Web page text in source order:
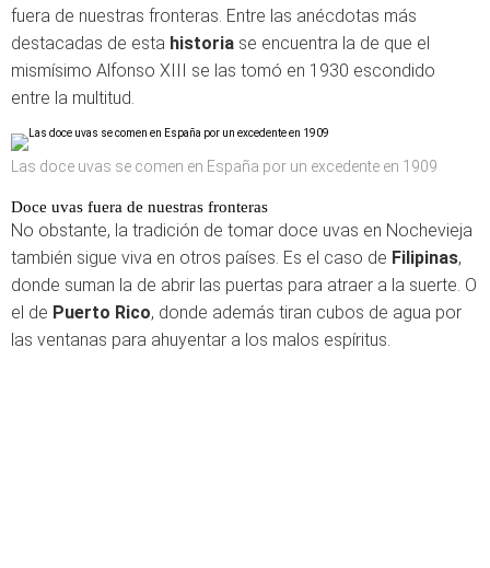
fuera de nuestras fronteras. Entre las anécdotas más
destacadas de esta historia se encuentra la de que el
mismísimo Alfonso XIII se las tomó en 1930 escondido
entre la multitud.
Las doce uvas se comen en España por un excedente en 1909
Doce uvas fuera de nuestras fronteras
No obstante, la tradición de tomar doce uvas en Nochevieja
también sigue viva en otros países. Es el caso de Filipinas,
donde suman la de abrir las puertas para atraer a la suerte. O
el de Puerto Rico, donde además tiran cubos de agua por
las ventanas para ahuyentar a los malos espíritus.